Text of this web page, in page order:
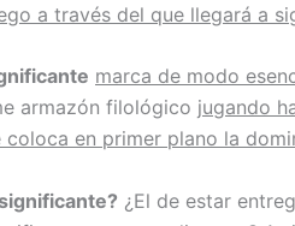
a través del que llegará a
marca de modo
armazón filológico jugando
coloca en primer plano la
¿El de estar